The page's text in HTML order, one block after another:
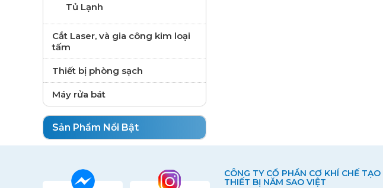
Tủ Lạnh
Cắt Laser, và gia công kim loại
tấm
Thiết bị phòng sạch
Máy rửa bát
Sản Phẩm Nổi Bật
CÔNG TY CỔ PHẦN CƠ KHÍ CHẾ TẠO
THIẾT BỊ NĂM SAO VIỆT